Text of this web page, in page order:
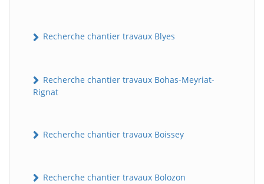
Recherche chantier travaux Blyes
Recherche chantier travaux Bohas-Meyriat-
Rignat
Recherche chantier travaux Boissey
Recherche chantier travaux Bolozon